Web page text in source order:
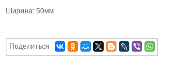
Ширина: 50мм
Поделиться